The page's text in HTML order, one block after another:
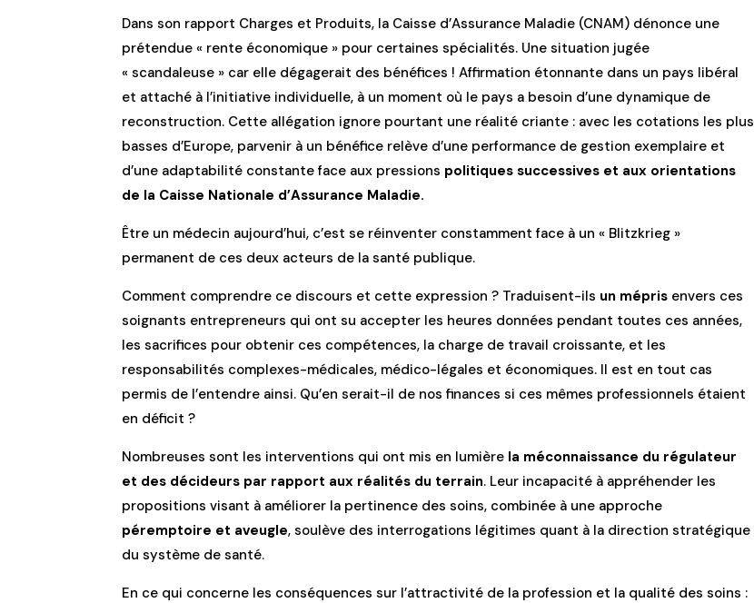
Dans son rapport Charges et Produits, la Caisse d’Assurance Maladie (CNAM) dénonce une
prétendue « rente économique » pour certaines spécialités. Une situation jugée
« scandaleuse » car elle dégagerait des bénéfices ! Affirmation étonnante dans un pays libéral
et attaché à l’initiative individuelle, à un moment où le pays a besoin d’une dynamique de
reconstruction. Cette allégation ignore pourtant une réalité criante : avec les cotations les plus
basses d’Europe, parvenir à un bénéfice relève d’une performance de gestion exemplaire et
d’une adaptabilité constante face aux pressions politiques successives et aux orientations
de la Caisse Nationale d’Assurance Maladie.
Être un médecin aujourd’hui, c’est se réinventer constamment face à un « Blitzkrieg »
permanent de ces deux acteurs de la santé publique.
Comment comprendre ce discours et cette expression ? Traduisent-ils un mépris envers ces
soignants entrepreneurs qui ont su accepter les heures données pendant toutes ces années,
les sacrifices pour obtenir ces compétences, la charge de travail croissante, et les
responsabilités complexes-médicales, médico-légales et économiques. Il est en tout cas
permis de l’entendre ainsi. Qu’en serait-il de nos finances si ces mêmes professionnels étaient
en déficit ?
Nombreuses sont les interventions qui ont mis en lumière la méconnaissance du régulateur
et des décideurs par rapport aux réalités du terrain. Leur incapacité à appréhender les
propositions visant à améliorer la pertinence des soins, combinée à une approche
péremptoire et aveugle, soulève des interrogations légitimes quant à la direction stratégique
du système de santé.
En ce qui concerne les conséquences sur l’attractivité de la profession et la qualité des soins :